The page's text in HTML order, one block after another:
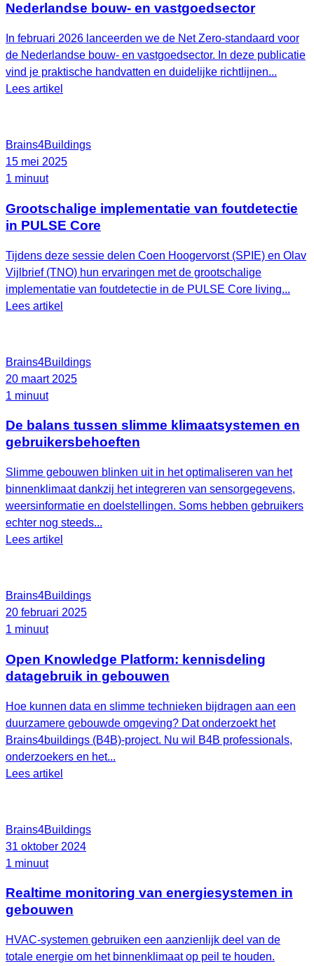
Nederlandse bouw- en vastgoedsector
In februari 2026 lanceerden we de Net Zero‑standaard voor
de Nederlandse bouw- en vastgoedsector. In deze publicatie
vind je praktische handvatten en duidelijke richtlijnen...
Lees artikel
Brains4Buildings
15 mei 2025
1 minuut
Grootschalige implementatie van foutdetectie
in PULSE Core
Tijdens deze sessie delen Coen Hoogervorst (SPIE) en Olav
Vijlbrief (TNO) hun ervaringen met de grootschalige
implementatie van foutdetectie in de PULSE Core living...
Lees artikel
Brains4Buildings
20 maart 2025
1 minuut
De balans tussen slimme klimaatsystemen en
gebruikersbehoeften
Slimme gebouwen blinken uit in het optimaliseren van het
binnenklimaat dankzij het integreren van sensorgegevens,
weersinformatie en doelstellingen. Soms hebben gebruikers
echter nog steeds...
Lees artikel
Brains4Buildings
20 februari 2025
1 minuut
Open Knowledge Platform: kennisdeling
datagebruik in gebouwen
Hoe kunnen data en slimme technieken bijdragen aan een
duurzamere gebouwde omgeving? Dat onderzoekt het
Brains4buildings (B4B)-project. Nu wil B4B professionals,
onderzoekers en het...
Lees artikel
Brains4Buildings
31 oktober 2024
1 minuut
Realtime monitoring van energiesystemen in
gebouwen
HVAC-systemen gebruiken een aanzienlijk deel van de
totale energie om het binnenklimaat op peil te houden.